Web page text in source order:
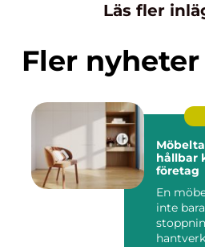
Läs fler
Fler nyheter
hållbar
företag
En
inte